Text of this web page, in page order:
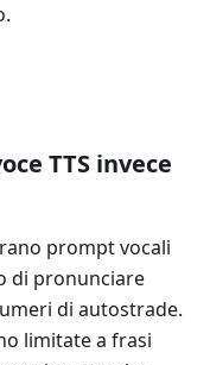
TTS invece
prompt vocali
di pronunciare
di autostrade.
limitate a frasi